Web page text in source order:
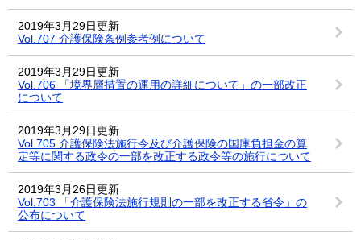
2019年3月29日更新
Vol.707 介護保険条例参考例について
2019年3月29日更新
Vol.706 「境界層措置の運用の詳細について」の一部改正
について
2019年3月29日更新
Vol.705 介護保険法施行令及び介護保険の国庫負担金の算
定等に関する政令の一部を改正する政令等の施行について
2019年3月26日更新
Vol.703 「介護保険法施行規則の一部を改正する省令」の
公布について